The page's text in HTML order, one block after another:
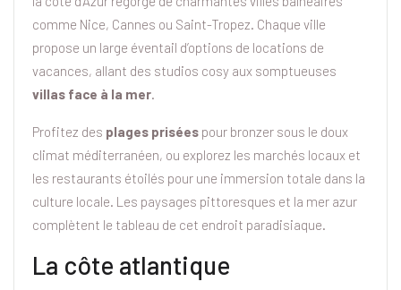
comme Nice, Cannes ou Saint-Tropez. Chaque ville
propose un large éventail d’options de locations de
vacances, allant des studios cosy aux somptueuses
villas face à la mer.
Profitez des plages prisées pour bronzer sous le doux
climat méditerranéen, ou explorez les marchés locaux et
les restaurants étoilés pour une immersion totale dans la
culture locale. Les paysages pittoresques et la mer azur
complètent le tableau de cet endroit paradisiaque.
La côte atlantique